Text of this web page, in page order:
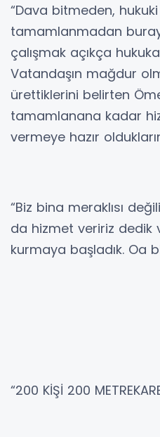
“Dava bitmeden,
tamamlanmadan
çalışmak açıkça hukuka
Vatandaşın mağdur
ürettiklerini belirten
tamamlanana kadar
vermeye hazır
“Biz bina meraklısı
da hizmet veririz dedik
kurmaya başladık. Oa
“200 KİŞİ 200